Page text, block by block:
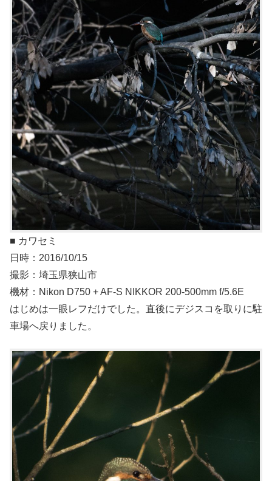
■ カワセミ
日時：2016/10/15
撮影：埼玉県狭山市
機材：Nikon D750 + AF-S NIKKOR 200-500mm f/5.6E
はじめは一眼レフだけでした。直後にデジスコを取りに駐
車場へ戻りました。